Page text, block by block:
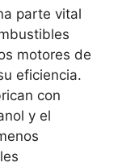
parte vital
motores de
eficiencia.
con
y el